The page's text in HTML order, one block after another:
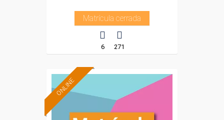
Matrícula cerrada
6 271
ONLINE